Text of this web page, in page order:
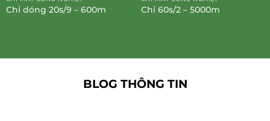
Chỉ dóng 20s/9 – 600m Chỉ 60s/2 – 5000m
BLOG THÔNG TIN